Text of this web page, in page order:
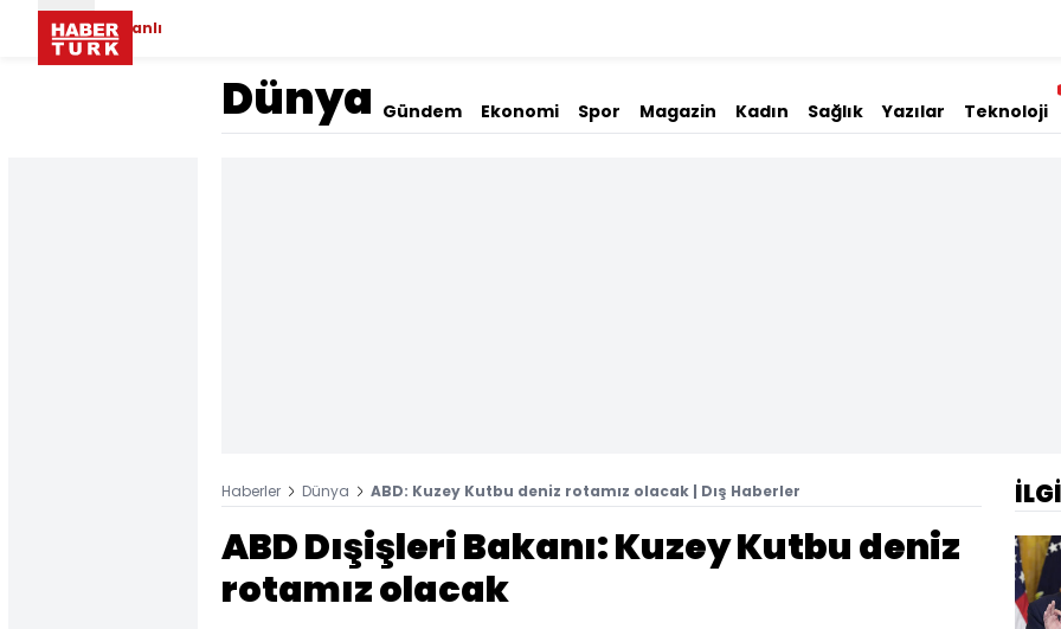
Canlı
Dünya Gündem Ekonomi Spor Magazin Kadın Sağlık Yazılar Teknoloji
Haberler Dünya ABD: Kuzey Kutbu deniz rotamız olacak | Dış Haberler
ABD Dışişleri Bakanı: Kuzey Kutbu deniz
rotamız olacak